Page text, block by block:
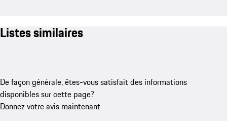
Listes similaires
De façon générale, êtes-vous satisfait des informations
disponibles sur cette page?
Donnez votre avis maintenant